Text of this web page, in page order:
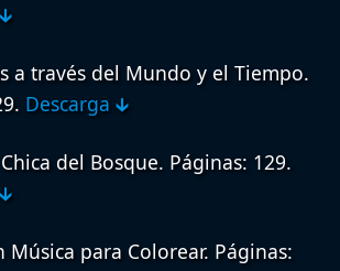
a través del Mundo y el Tiempo.
Descarga 🡳
del Bosque. Páginas: 129.
Música para Colorear. Páginas: